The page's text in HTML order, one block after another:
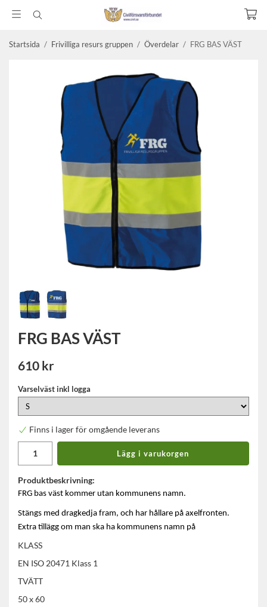
Startsida / Frivilliga resurs gruppen / Överdelar / FRG BAS VÄST
FRG BAS VÄST
610 kr
Varselväst inkl logga
Finns i lager för omgående leverans
Lägg i varukorgen
Produktbeskrivning:
FRG bas väst kommer utan kommunens namn.
Stängs med dragkedja fram, och har hållare på axelfronten.
Extra tillägg om man ska ha kommunens namn på
​​​​KLASS
EN ISO 20471 Klass 1
TVÄTT
50 x 60